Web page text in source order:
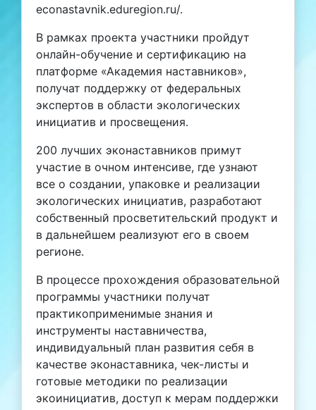
econastavnik.eduregion.ru/.
В рамках проекта участники пройдут
онлайн-обучение и сертификацию на
платформе «Академия наставников»,
получат поддержку от федеральных
экспертов в области экологических
инициатив и просвещения.
200 лучших эконаставников примут
участие в очном интенсиве, где узнают
все о создании, упаковке и реализации
экологических инициатив, разработают
собственный просветительский продукт и
в дальнейшем реализуют его в своем
регионе.
В процессе прохождения образовательной
программы участники получат
практикоприменимые знания и
инструменты наставничества,
индивидуальный план развития себя в
качестве эконаставника, чек-листы и
готовые методики по реализации
экоинициатив, доступ к мерам поддержки